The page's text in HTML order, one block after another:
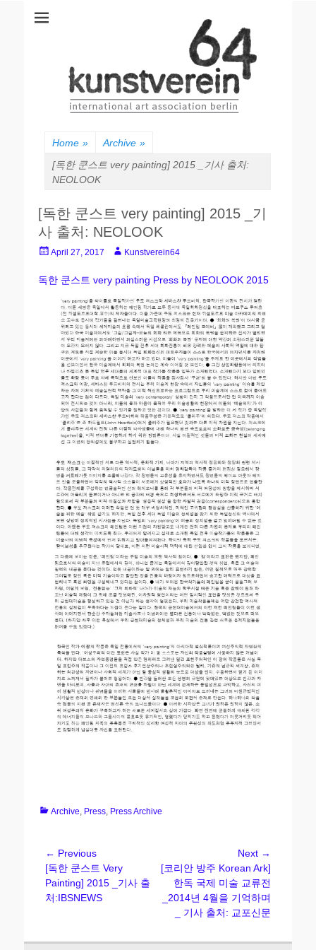
kunstverein64
Home » Archive »
[독한 쿤스트 very painting] 2015 _기사 출처:
NEOLOOK
[독한 쿤스트 very painting] 2015 _기
사 출처: NEOLOOK
PostedApril 27, 2017 AuthorKunstverein64
독한 쿤스트 very painting Press by NEOLOOK 2015
Categories
Archive, Press, Press Archive
Post
navigation
← Previous
Previous
post:
[독한 쿤스트 Very
Painting] 2015 _기사 출
처:IBSNEWS
Next →
Next
post:
[코리안 방주 Korean Ark]
한독 국제 미술 교류전
_2014년 4월을 기억하며
_ 기사 출처: 교포신문